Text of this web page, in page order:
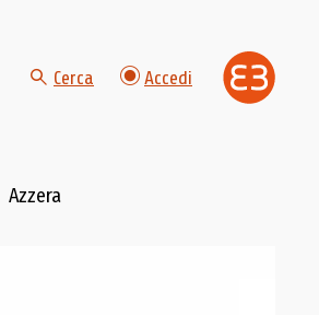
Cerca Accedi
Azzera